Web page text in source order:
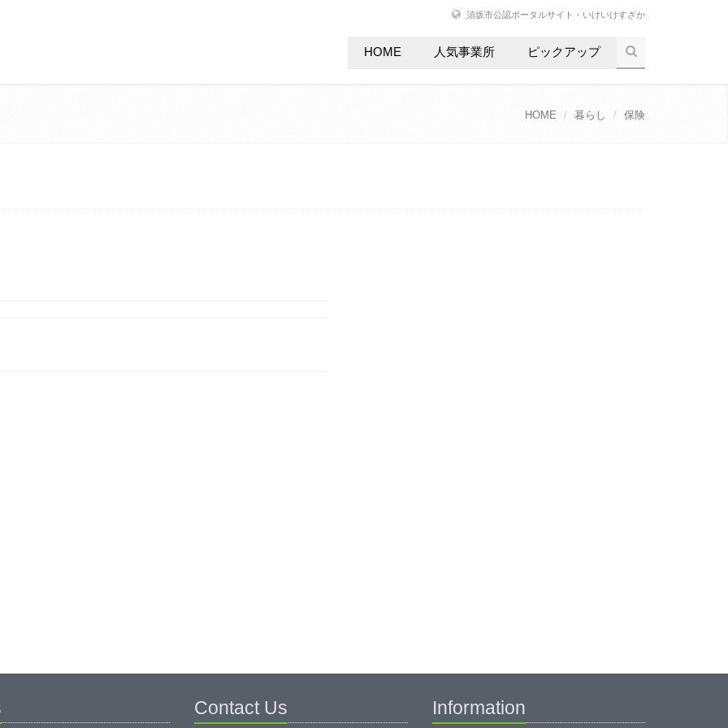
須坂市公認ポータルサイト・いけいけすざか
HOME 人気事業所 ピックアップ
HOME 暮らし 保険
Contact Us Information